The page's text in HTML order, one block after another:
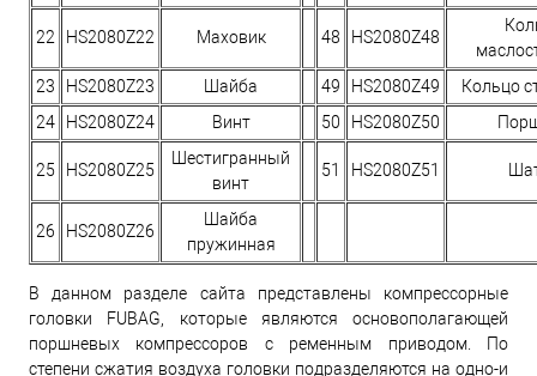
22 HS2080Z22 Маховик 48 HS2080Z48
23
HS2080Z23 Шайба 49 HS2080Z49
Кольцо
24
HS2080Z24 Винт 50 HS2080Z50
25 HS2080Z25
Шестигранный
винт
51 HS2080Z51
26 HS2080Z26
Шайба
пружинная
В данном разделе сайта представлены компрессорные
головки FUBAG, которые являются основополагающей
поршневых компрессоров с ременным приводом. По
степени сжатия воздуха головки подразделяются на одно-и